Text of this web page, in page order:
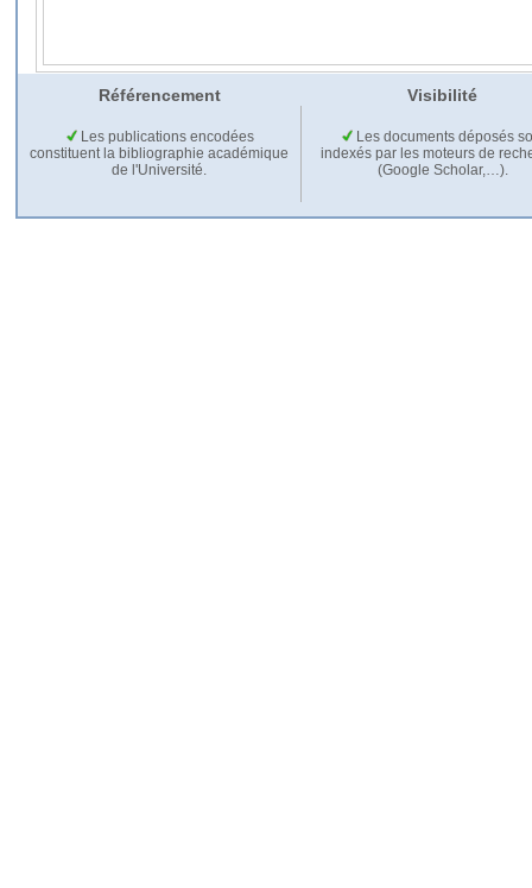
Référencement Visibilité
Les publications encodées
constituent la bibliographie académique
de l'Université.
Les documents déposés
indexés par les moteurs de
(Google Scholar,…).